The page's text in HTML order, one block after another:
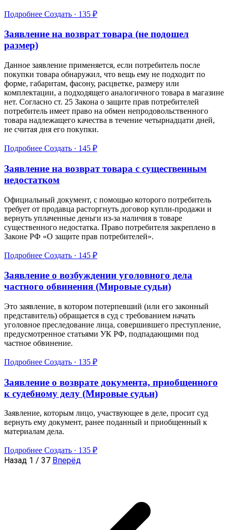
Подробнее Создать · 135 ₽
Заявление на возврат товара (не подошел
размер)
Данное заявление применяется, если потребитель после
покупки товара обнаружил, что вещь ему не подходит по
форме, габаритам, фасону, расцветке, размеру или
комплектации, а подходящего аналогичного товара в магазине
нет. Согласно ст. 25 Закона о защите прав потребителей
потребитель имеет право на обмен непродовольственного
товара надлежащего качества в течение четырнадцати дней,
не считая дня его покупки.
Подробнее Создать · 145 ₽
Заявление на возврат товара с существенным
недостатком
Официальный документ, с помощью которого потребитель
требует от продавца расторгнуть договор купли‑продажи и
вернуть уплаченные деньги из‑за наличия в товаре
существенного недостатка. Право потребителя закреплено в
Законе РФ «О защите прав потребителей».
Подробнее Создать · 145 ₽
Заявление о возбуждении уголовного дела
частного обвинения (Мировые судьи)
Это заявление, в котором потерпевший (или его законный
представитель) обращается в суд с требованием начать
уголовное преследование лица, совершившего преступление,
предусмотренное статьями УК РФ, подпадающими под
частное обвинение.
Подробнее Создать · 135 ₽
Заявление о возврате документа, приобщенного
к судебному делу (Мировые судьи)
Заявление, которым лицо, участвующее в деле, просит суд
вернуть ему документ, ранее поданный и приобщенный к
материалам дела.
Подробнее Создать · 135 ₽
Назад 1 / 37 Вперёд